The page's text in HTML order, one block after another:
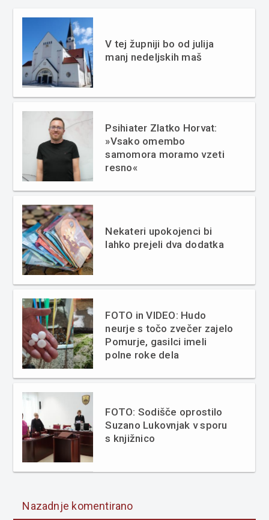
V tej župniji bo od julija
manj nedeljskih maš
Psihiater Zlatko Horvat:
»Vsako omembo
samomora moramo vzeti
resno«
Nekateri upokojenci bi
lahko prejeli dva dodatka
FOTO in VIDEO: Hudo
neurje s točo zvečer zajelo
Pomurje, gasilci imeli
polne roke dela
FOTO: Sodišče oprostilo
Suzano Lukovnjak v sporu
s knjižnico
Nazadnje komentirano